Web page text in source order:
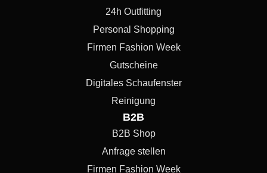
24h Outfitting
Personal Shopping
Firmen Fashion Week
Gutscheine
Digitales Schaufenster
Reinigung
B2B
B2B Shop
Anfrage stellen
Firmen Fashion Week